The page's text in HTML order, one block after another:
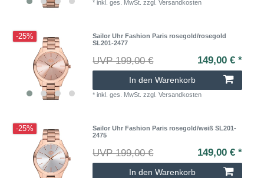
*inkl. ges. MwSt. zzgl.Versandkosten
-25%
Sailor Uhr Fashion Paris rosegold/rosegold
SL201-2477
UVP 199,00 € 149,00 € *
In den Warenkorb
*inkl. ges. MwSt. zzgl.Versandkosten
-25%
Sailor Uhr Fashion Paris rosegold/weiß SL201-
2475
UVP 199,00 € 149,00 € *
In den Warenkorb